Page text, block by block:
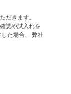
だきます。
認や試入れを
た場合、 弊社